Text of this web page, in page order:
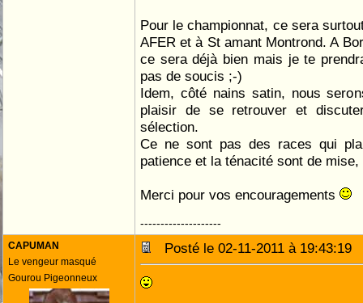
Pour le championnat, ce sera
AFER et à St amant Montrond. A
ce sera déjà bien mais je te
pas de soucis ;-)
Idem, côté nains satin, nous
plaisir de se retrouver et
sélection.
Ce ne sont pas des races qui
patience et la ténacité sont de
Merci pour vos encouragements
--------------------
CAPUMAN
Le vengeur masqué
Gourou Pigeonneux
Posté le 02-11-2011 à 19:43:19